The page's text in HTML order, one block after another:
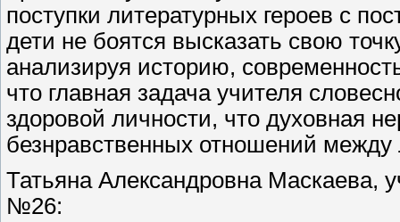
поступки литературных героев с
дети не боятся высказать свою
анализируя историю,
что главная задача учителя
здоровой личности, что духовная
безнравственных отношений
Татьяна Александровна Маскаева,
№26: